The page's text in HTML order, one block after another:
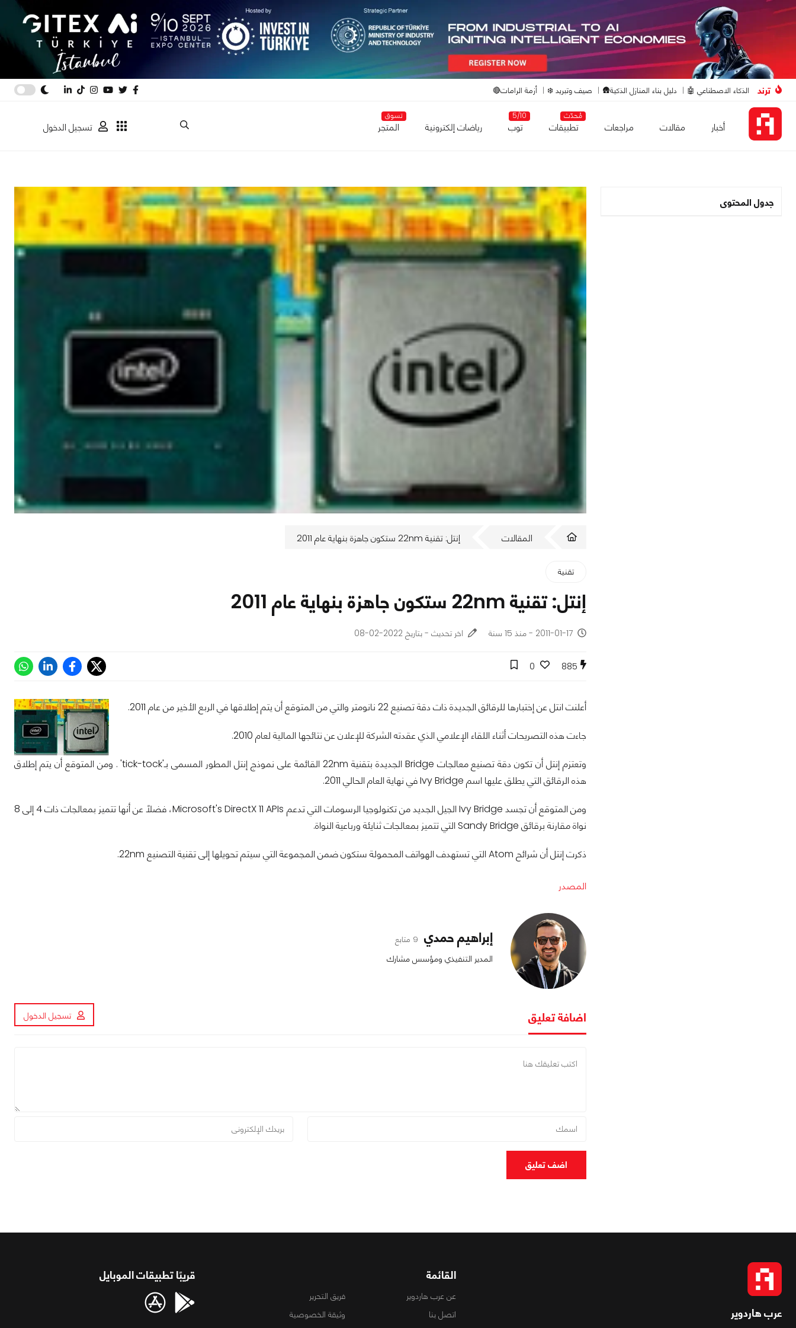
ترند الذكاء الاصطناعي 🤖 دليل بناء المنازل الذكية🛖 صيف وتبريد ❄️ أزمة الرامات🔴
أخبار مقالات مراجعات
مُحدّث
تطبيقات
5/10
توب رياضات إلكترونية
تسوق
المتجر تسجيل الدخول
جدول المحتوى
المقالات إنتل: تقنية 22nm ستكون جاهزة بنهاية عام 2011
تقنية
إنتل: تقنية 22nm ستكون جاهزة بنهاية عام 2011
2011-01-17 - منذ 15 سنة اخر تحديث - بتاريخ 2022-02-08
885
0
أعلنت انتل عن إختبارها للرقائق الجديدة ذات دقة تصنيع 22 نانومتر والتي من المتوقع أن يتم إطلاقها في الربع الأخير من عام 2011.
جاءت هذه التصريحات أثناء اللقاء الإعلامي الذي عقدته الشركة للإعلان عن نتائجها المالية لعام 2010.
وتعتزم إنتل أن تكون دقة تصنيع معالجات Bridge الجديدة بتقنية 22nm القائمة على نموذج إنتل المطور المسمى بـ'tick-tock' . ومن المتوقع أن يتم إطلاق
هذه الرقائق التي يطلق عليها اسم Ivy Bridge في نهاية العام الحالي 2011.
ومن المتوقع أن تجسد Ivy Bridge الجيل الجديد من تكنولوجيا الرسومات التي تدعم Microsoft's DirectX 11 APIs، فضلًا عن أنها تتميز بمعالجات ذات 4 إلى 8
نواة مقارنة برقائق Sandy Bridge التي تتميز بمعالجات ثنايئة ورباعية النواة.
ذكرت إنتل أن شرائح Atom التي تستهدف الهواتف المحمولة ستكون ضمن المجموعة التي سيتم تحويلها إلى تقنية التصنيع 22nm.
المصدر
إبراهيم حمدي 9 متابع
المدير التنفيذي ومؤسس مشارك
اضافة تعليق تسجيل الدخول
اضف تعليق
عرب هاردوير
القائمة
عن عرب هاردوير
فريق التحرير
اتصل بنا
وثيقة الخصوصية
قريبًا تطبيقات الموبايل